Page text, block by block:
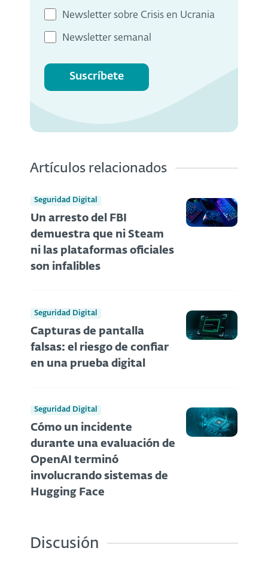
Newsletter sobre Crisis en Ucrania
Newsletter semanal
Suscríbete
Artículos relacionados
Seguridad Digital
Un arresto del FBI
demuestra que ni Steam
ni las plataformas oficiales
son infalibles
Seguridad Digital
Capturas de pantalla
falsas: el riesgo de confiar
en una prueba digital
Seguridad Digital
Cómo un incidente
durante una evaluación de
OpenAI terminó
involucrando sistemas de
Hugging Face
Discusión